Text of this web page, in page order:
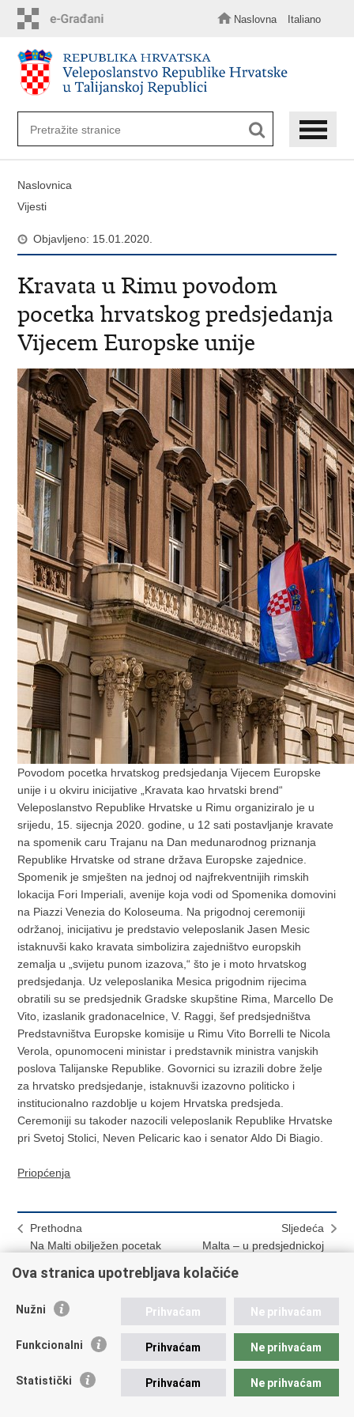
sadržaj
Naslovna Italiano
Naslovnica
Vijesti
Objavljeno: 15.01.2020.
Kravata u Rimu povodom
pocetka hrvatskog predsjedanja
Vijecem Europske unije
Povodom pocetka hrvatskog predsjedanja Vijecem Europske
unije i u okviru inicijative „Kravata kao hrvatski brend“
Veleposlanstvo Republike Hrvatske u Rimu organiziralo je u
srijedu, 15. sijecnja 2020. godine, u 12 sati postavljanje kravate
na spomenik caru Trajanu na Dan medunarodnog priznanja
Republike Hrvatske od strane država Europske zajednice.
Spomenik je smješten na jednoj od najfrekventnijih rimskih
lokacija Fori Imperiali, avenije koja vodi od Spomenika domovini
na Piazzi Venezia do Koloseuma. Na prigodnoj ceremoniji
održanoj, inicijativu je predstavio veleposlanik Jasen Mesic
istaknuvši kako kravata simbolizira zajedništvo europskih
zemalja u „svijetu punom izazova,“ što je i moto hrvatskog
predsjedanja. Uz veleposlanika Mesica prigodnim rijecima
obratili su se predsjednik Gradske skupštine Rima, Marcello De
Vito, izaslanik gradonacelnice, V. Raggi, šef predsjedništva
Predstavništva Europske komisije u Rimu Vito Borrelli te Nicola
Verola, opunomoceni ministar i predstavnik ministra vanjskih
poslova Talijanske Republike. Govornici su izrazili dobre želje
za hrvatsko predsjedanje, istaknuvši izazovno politicko i
institucionalno razdoblje u kojem Hrvatska predsjeda.
Ceremoniji su takoder nazocili veleposlanik Republike Hrvatske
pri Svetoj Stolici, Neven Pelicaric kao i senator Aldo Di Biagio.
Priopćenja
Prethodna
Na Malti obilježen pocetak
Vijecem EU
Sljedeća
Malta – u predsjednickoj
koncert hrvatskog ansambla
Ova stranica upotrebljava kolačiće
Nužni Prihvaćam Ne prihvaćam
Funkcionalni Prihvaćam Ne prihvaćam
Statistički Prihvaćam Ne prihvaćam